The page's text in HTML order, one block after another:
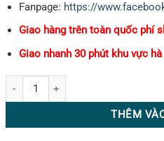
Fanpage: https://
Giao hàng trên toàn quốc phí
Giao nhanh 30 phút khu vực
Xốp Bọc Dưa Lưới số lượng
THÊM